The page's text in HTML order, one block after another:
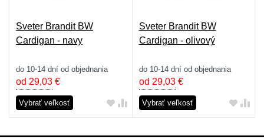
Sveter Brandit BW
Cardigan - navy
do 10-14 dní od objednania
od 29,03 €
Vybrať veľkosť
Sveter Brandit BW
Cardigan - olivový
do 10-14 dní od objednania
od 29,03€
Vybrať veľkosť